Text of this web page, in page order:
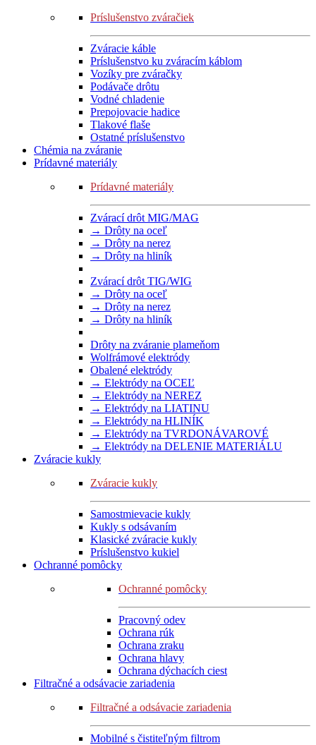
Príslušenstvo zváračiek
Zváracie káble
Príslušenstvo ku zváracím káblom
Vozíky pre zváračky
Podávače drôtu
Vodné chladenie
Prepojovacie hadice
Tlakové flaše
Ostatné príslušenstvo
Chémia na zváranie
Prídavné materiály
Prídavné materiály
Zvárací drôt MIG/MAG
→ Drôty na oceľ
→ Drôty na nerez
→ Drôty na hliník
Zvárací drôt TIG/WIG
→ Drôty na oceľ
→ Drôty na nerez
→ Drôty na hliník
Drôty na zváranie plameňom
Wolfrámové elektródy
Obalené elektródy
→ Elektródy na OCEĽ
→ Elektródy na NEREZ
→ Elektródy na LIATINU
→ Elektródy na HLINÍK
→ Elektródy na TVRDONÁVAROVÉ
→ Elektródy na DELENIE MATERIÁLU
Zváracie kukly
Zváracie kukly
Samostmievacie kukly
Kukly s odsávaním
Klasické zváracie kukly
Príslušenstvo kukiel
Ochranné pomôcky
Ochranné pomôcky
Pracovný odev
Ochrana rúk
Ochrana zraku
Ochrana hlavy
Ochrana dýchacích ciest
Filtračné a odsávacie zariadenia
Filtračné a odsávacie zariadenia
Mobilné s čistiteľným filtrom